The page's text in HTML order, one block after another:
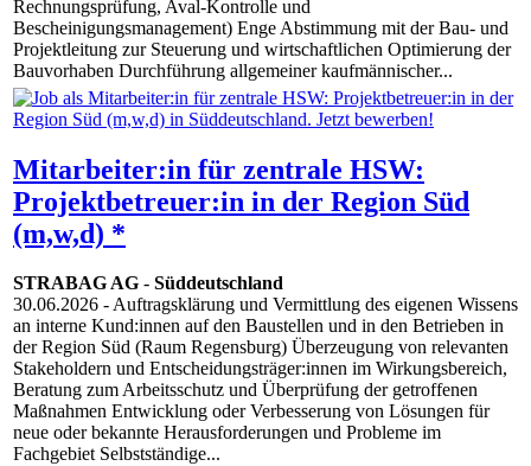
Rechnungsprüfung, Aval-Kontrolle und
Bescheinigungsmanagement) Enge Abstimmung mit der Bau- und
Projektleitung zur Steuerung und wirtschaftlichen Optimierung der
Bauvorhaben Durchführung allgemeiner kaufmännischer...
Mitarbeiter:in für zentrale HSW:
Projektbetreuer:in in der Region Süd
(m,w,d) *
STRABAG AG - Süddeutschland
30.06.2026 - Auftragsklärung und Vermittlung des eigenen Wissens
an interne Kund:innen auf den Baustellen und in den Betrieben in
der Region Süd (Raum Regensburg) Überzeugung von relevanten
Stakeholdern und Entscheidungsträger:innen im Wirkungsbereich,
Beratung zum Arbeitsschutz und Überprüfung der getroffenen
Maßnahmen Entwicklung oder Verbesserung von Lösungen für
neue oder bekannte Herausforderungen und Probleme im
Fachgebiet Selbstständige...